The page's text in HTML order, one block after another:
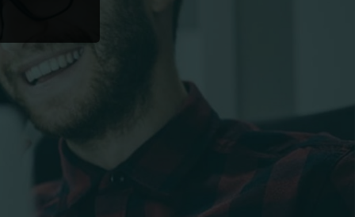
Am Ende
der Sitzung